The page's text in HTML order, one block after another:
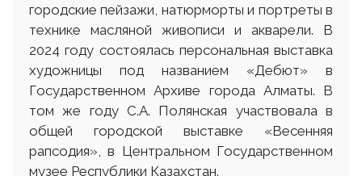
городские пейзажи, натюрморты и портреты в
технике масляной живописи и акварели. В
2024 году состоялась персональная выставка
художницы под названием «Дебют» в
Государственном Архиве города Алматы. В
том же году С.А. Полянская участвовала в
общей городской выставке «Весенняя
рапсодия», в Центральном Государственном
музее Республики Казахстан.